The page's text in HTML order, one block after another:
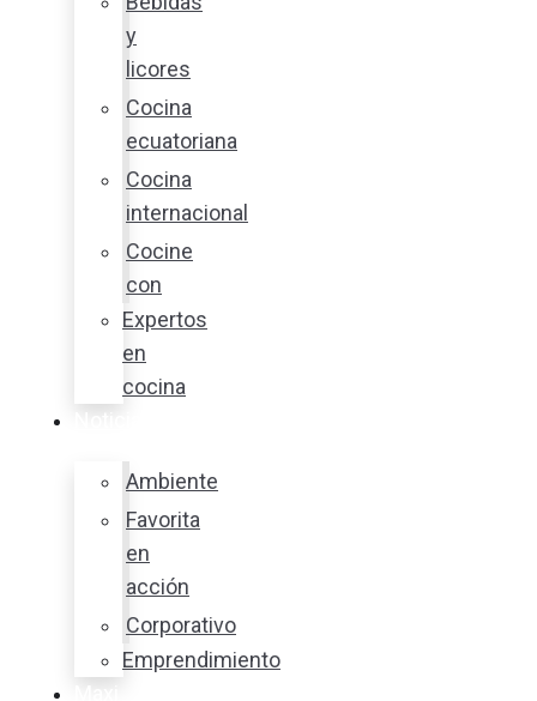
y
licores
Cocina
ecuatoriana
Cocina
internacional
Cocine
con
Expertos
en
cocina
Ambiente
Favorita
en
acción
Corporativo
Emprendimiento